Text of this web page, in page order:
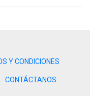
Y CONDICIONES
CONTÁCTANOS